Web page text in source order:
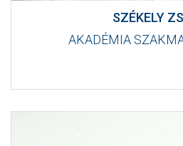
SZÉKELY
AKADÉMIA